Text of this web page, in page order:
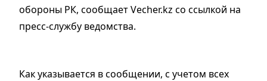
обороны РК, сообщает Vecher.kz со ссылкой на
пресс-службу ведомства.
Как указывается в сообщении, с учетом всех